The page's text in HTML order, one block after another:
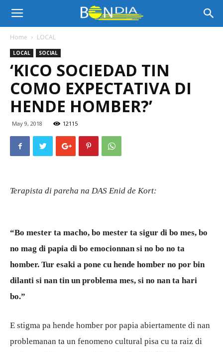
Bon
Dia
Aruba
Home LOCAL
LOCAL SOCIAL
‘KICO SOCIEDAD TIN
COMO EXPECTATIVA DI
HENDE HOMBER?’
May 9, 2018 12115
Terapista di pareha na DAS Enid de Kort:
“Bo mester ta macho, bo mester ta sigur di bo mes, bo
no mag di papia di bo emocionnan si no bo no ta
homber. Tur esaki a pone cu hende homber no por bin
dilanti si nan tin un problema mes, si no nan ta hari
bo.”
E stigma pa hende homber por papia abiertamente di nan
problemanan ta un fenomeno cultural pisa cu ta raiz di